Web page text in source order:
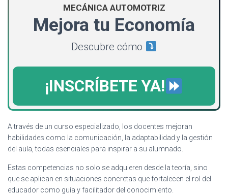
MECÁNICA AUTOMOTRIZ
Mejora tu Economía
Descubre cómo
¡INSCRÍBETE YA!
A través de un curso especializado, los docentes mejoran
habilidades como la comunicación, la adaptabilidad y la gestión
del aula, todas esenciales para inspirar a su alumnado.
Estas competencias no solo se adquieren desde la teoría, sino
que se aplican en situaciones concretas que fortalecen el rol del
educador como guía y facilitador del conocimiento.